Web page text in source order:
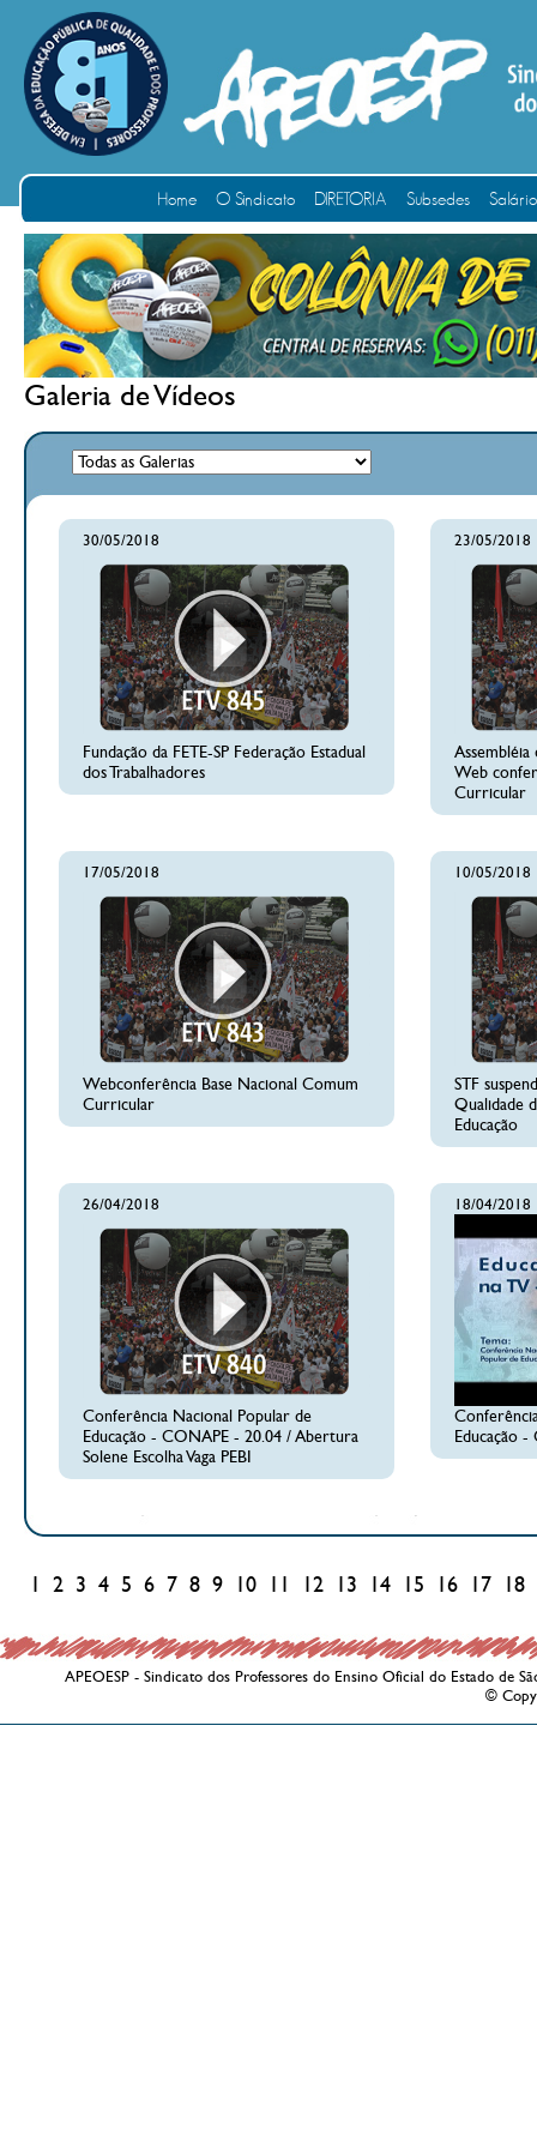
Home O Sindicato DIRETORIA Subsedes
Galeria de Vídeos
30/05/2018
Fundação da FETE-SP Federação Estadual
dos Trabalhadores
23/05/2018
Web
Curricular
17/05/2018
Webconferência Base Nacional Comum
Curricular
10/05/2018
STF
Qualidade
Educação
26/04/2018
Conferência Nacional Popular de
Educação - CONAPE - 20.04 / Abertura
Solene Escolha Vaga PEBI
18/04/2018
Educação -
2 3 4 5 6 7 8 9 10 12 13 14 15 16 17 18
APEOESP - Sindicato dos Professores do Ensino Oficial do Estado de
©